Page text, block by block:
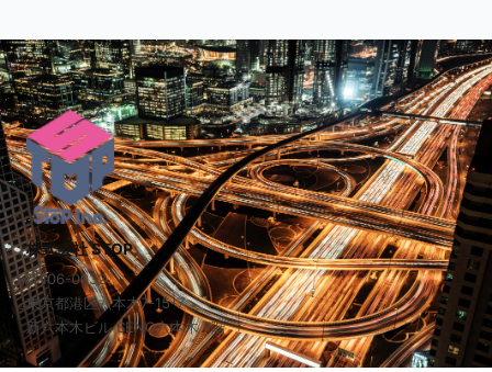
株式会社 STOP
〒106-0032
東京都港区六本木7-15-7
新六本木ビル SENQ六本木 7階